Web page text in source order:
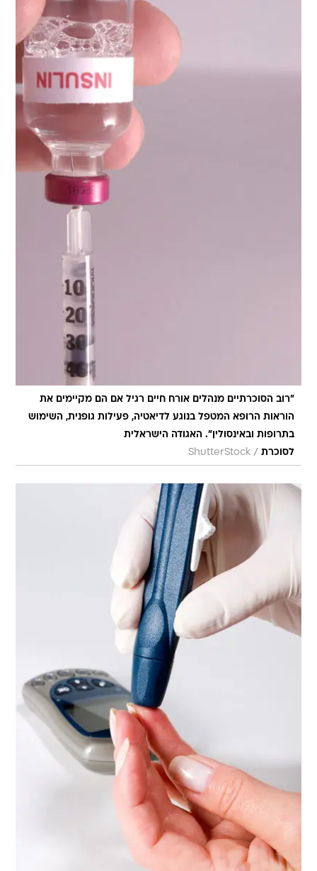
"רוב הסוכרתיים מנהלים אורח חיים רגיל אם הם מקיימים את
הוראות הרופא המטפל בנוגע לדיאטיה, פעילות גופנית, השימוש
בתרופות ובאינסולין". האגודה הישראלית
לסוכרת /
ShutterStock